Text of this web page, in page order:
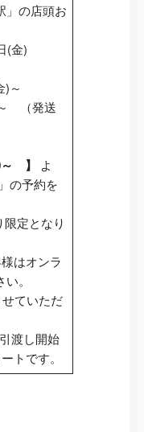
の店頭お
(金)
)～
（発送
】
よ
の予約を
定となり
はオンラ
。
ていただ
渡し開始
トです。